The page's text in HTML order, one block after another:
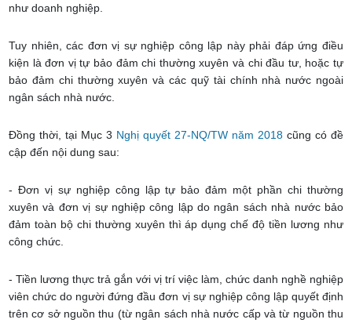
như doanh nghiệp.
Tuy nhiên, các đơn vị sự nghiệp công lập này phải đáp ứng điều
kiện là đơn vị tự bảo đảm chi thường xuyên và chi đầu tư, hoặc tự
bảo đảm chi thường xuyên và các quỹ tài chính nhà nước ngoài
ngân sách nhà nước.
Đồng thời, tại Mục 3 Nghị quyết 27-NQ/TW năm 2018 cũng có đề
cập đến nội dung sau:
- Đơn vị sự nghiệp công lập tự bảo đảm một phần chi thường
xuyên và đơn vị sự nghiệp công lập do ngân sách nhà nước bảo
đảm toàn bộ chi thường xuyên thì áp dụng chế độ tiền lương như
công chức.
- Tiền lương thực trả gắn với vị trí việc làm, chức danh nghề nghiệp
viên chức do người đứng đầu đơn vị sự nghiệp công lập quyết định
trên cơ sở nguồn thu (từ ngân sách nhà nước cấp và từ nguồn thu